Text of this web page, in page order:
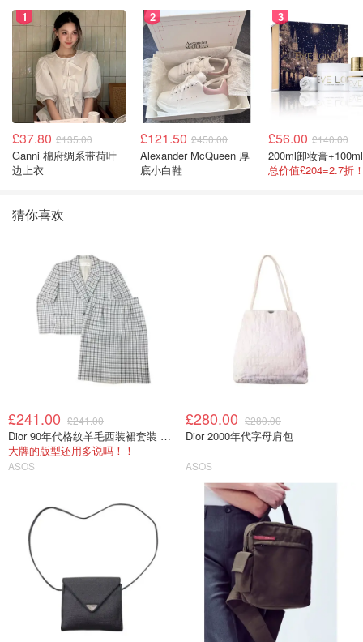
1
£37.80 £135.00
Ganni 棉府绸系带荷叶
边上衣
2
£121.50 £450.00
Alexander McQueen 厚
底小白鞋
3
£56.00 £140.00
猜你喜欢
£241.00 £241.00
Dior 90年代格纹羊毛西装裙套装 S码
大牌的版型还用多说吗！！
ASOS
£280.00 £280.00
Dior 2000年代字母肩包
ASOS